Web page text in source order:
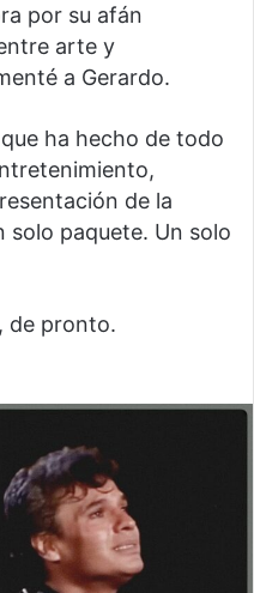
por su afán
arte y
a Gerardo.
ha hecho de todo
de la
solo paquete. Un solo
de pronto.